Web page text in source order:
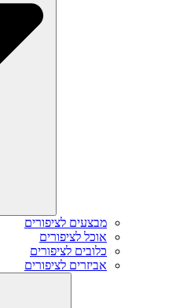
מבצעים לציפורים
אוכל לציפורים
כלובים לציפורים
אביזרים לציפורים